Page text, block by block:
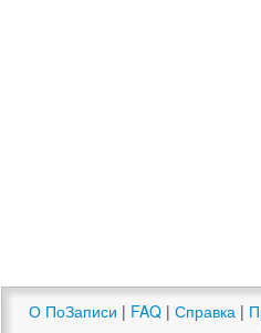
О ПоЗаписи | FAQ | Справка |